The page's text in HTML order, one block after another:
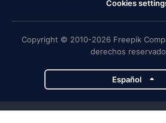
Cookies
Copyright © 2010-2026 Freepik
derechos
Español